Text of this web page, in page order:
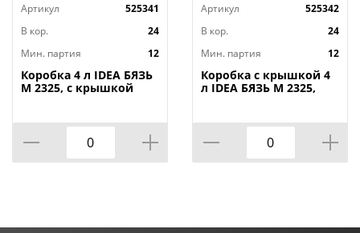
Артикул
525341
В кор.
24
Мин. партия
12
Коробка 4 л IDEA БЯЗЬ
М 2325, с крышкой
Артикул
525342
В кор.
24
Мин. партия
12
Коробка с крышкой 4
л IDEA БЯЗЬ М 2325,